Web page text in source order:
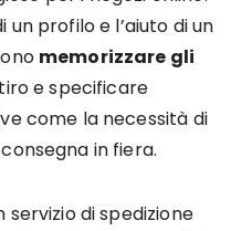
profilo e l’aiuto di un
memorizzare gli
e specificare
come la necessità di
in fiera.
servizio di spedizione